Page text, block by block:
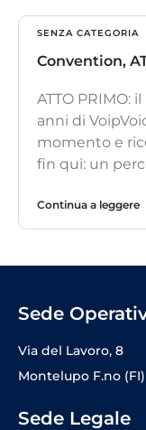
SENZA CATEGORIA
Convention,
ATTO PRIMO:
anni di
momento e
fin qui: un
Continua a leggere
Sede
Via del Lavoro, 8
Montelupo F.no
Sede Legale